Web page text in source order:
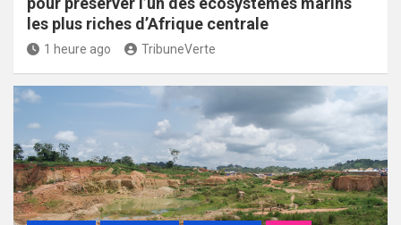
les plus riches d’Afrique centrale
1 heure ago TribuneVerte